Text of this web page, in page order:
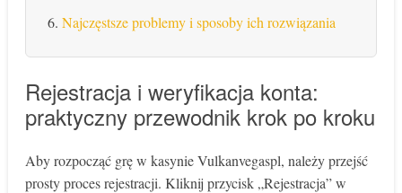
Najczęstsze problemy i sposoby ich rozwiązania
Rejestracja i weryfikacja konta:
praktyczny przewodnik krok po kroku
Aby rozpocząć grę w kasynie Vulkanvegaspl, należy przejść
prosty proces rejestracji. Kliknij przycisk „Rejestracja” w